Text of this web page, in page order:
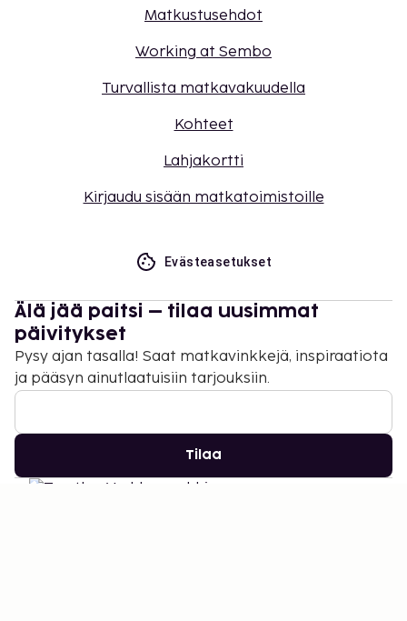
Matkustusehdot
Working at Sembo
Turvallista matkavakuudella
Kohteet
Lahjakortti
Kirjaudu sisään matkatoimistoille
Evästeasetukset
Älä jää paitsi – tilaa uusimmat
päivitykset
Pysy ajan tasalla! Saat matkavinkkejä, inspiraatiota
ja pääsyn ainutlaatuisiin tarjouksiin.
Tilaa